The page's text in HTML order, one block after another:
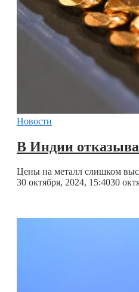
Новости
В Индии
Цены на металл слишком
30 октября, 2024, 15:4030